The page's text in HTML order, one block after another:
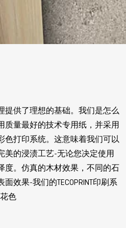
提供了理想的基础。我们是怎么
质量最好的技术专用纸，并采用
色打印系统。这意味着我们可以
美的浸渍工艺-无论您决定使用
度。仿真的木材效果，不同的石
效果-我们的TECOPRINT印刷系
色